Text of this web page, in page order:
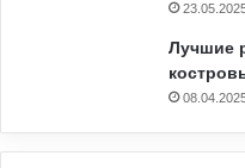
Лучшие